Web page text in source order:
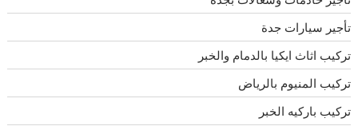
تأجير سيارات جدة
تركيب اثاث ايكيا بالدمام والخبر
تركيب المنيوم بالرياض
تركيب باركيه الخبر